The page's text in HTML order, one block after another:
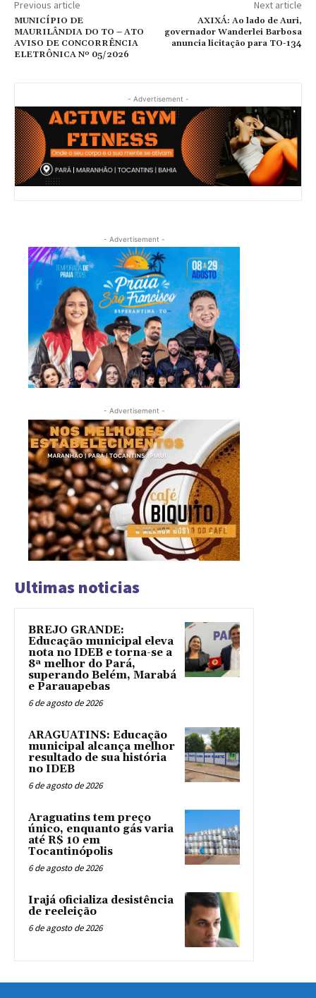
Previous article
MUNICÍPIO DE
MAURILÂNDIA DO TO – ATO
AVISO DE CONCORRÊNCIA
ELETRÔNICA Nº 05/2026
Next article
AXIXÁ: Ao lado de Auri,
governador Wanderlei Barbosa
anuncia licitação para TO-134
- Advertisement -
- Advertisement -
- Advertisement -
Ultimas noticias
BREJO GRANDE:
Educação municipal eleva
nota no IDEB e torna-se a
8ª melhor do Pará,
superando Belém, Marabá
e Parauapebas
6 de agosto de 2026
ARAGUATINS: Educação
municipal alcança melhor
resultado de sua história
no IDEB
6 de agosto de 2026
Araguatins tem preço
único, enquanto gás varia
até R$ 10 em
Tocantinópolis
6 de agosto de 2026
Irajá oficializa desistência
de reeleição
6 de agosto de 2026